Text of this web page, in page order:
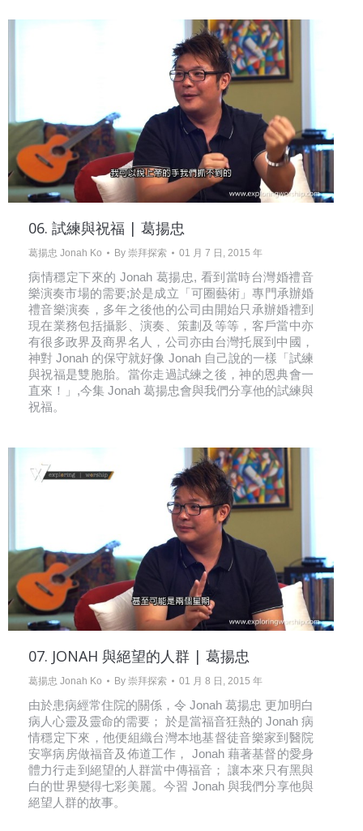
06. 試練與祝福 | 葛揚忠
葛揚忠 Jonah Ko By 崇拜探索 01 月 7 日, 2015 年
病情穩定下來的 Jonah 葛揚忠, 看到當時台灣婚禮音
樂演奏市場的需要;於是成立「可圈藝術」專門承辦婚
禮音樂演奏，多年之後他的公司由開始只承辦婚禮到
現在業務包括攝影、演奏、策劃及等等，客戶當中亦
有很多政界及商界名人，公司亦由台灣托展到中國，
神對 Jonah 的保守就好像 Jonah 自己說的一樣「試練
與祝福是雙胞胎。當你走過試練之後，神的恩典會一
直來！」,今集 Jonah 葛揚忠會與我們分享他的試練與
祝福。
07. JONAH 與絕望的人群 | 葛揚忠
葛揚忠 Jonah Ko By 崇拜探索 01 月 8 日, 2015 年
由於患病經常住院的關係，令 Jonah 葛揚忠 更加明白
病人心靈及靈命的需要； 於是當福音狂熱的 Jonah 病
情穩定下來，他便組織台灣本地基督徒音樂家到醫院
安寧病房做福音及佈道工作， Jonah 藉著基督的愛身
體力行走到絕望的人群當中傳福音； 讓本來只有黑與
白的世界變得七彩美麗。今習 Jonah 與我們分享他與
絕望人群的故事。